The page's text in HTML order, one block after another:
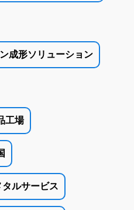
成形ソリューション
工場
ルサービス